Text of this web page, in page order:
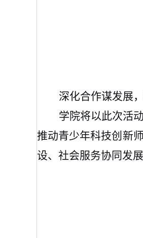
深化合作谋发展
学院将以此次活
推动青少年科技创新
设、社会服务协同发